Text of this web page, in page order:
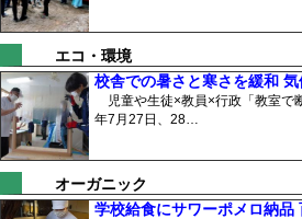
エコ・環境
校舎での暑さと寒さを緩和
児童や生徒×教員×行政「教室で
年7月27日、28…
オーガニック
学校給食にサワーポメロ納